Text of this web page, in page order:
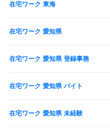
在宅ワーク 東海
在宅ワーク 愛知県
在宅ワーク 愛知県 登録事務
在宅ワーク 愛知県 バイト
在宅ワーク 愛知県 未経験